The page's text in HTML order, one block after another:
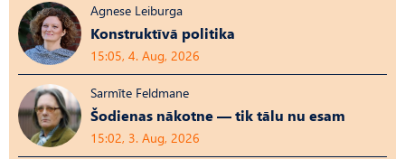
Agnese Leiburga
Konstruktīvā politika
15:05, 4. Aug, 2026
Sarmīte Feldmane
Šodienas nākotne — tik tālu nu esam
15:02, 3. Aug, 2026